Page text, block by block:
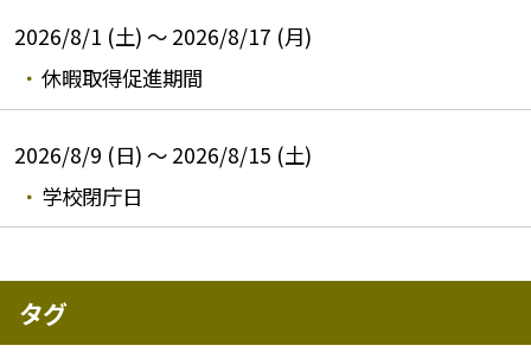
2026/8/1 (土) ～ 2026/8/17 (月)
休暇取得促進期間
2026/8/9 (日) ～ 2026/8/15 (土)
学校閉庁日
タグ